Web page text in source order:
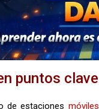
puntos clave
de estaciones móviles